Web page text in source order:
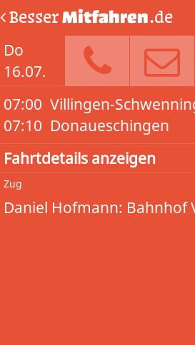
BesserMitfahren.de
Do
16.07.
07:00
07:10
Villingen-
Donaueschingen
Fahrtdetails anzeigen
Zug
Daniel Hofmann: Bahnhof